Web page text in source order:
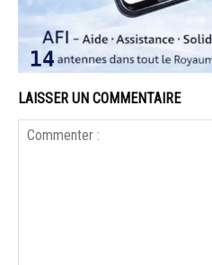
LAISSER UN COMMENTAIRE